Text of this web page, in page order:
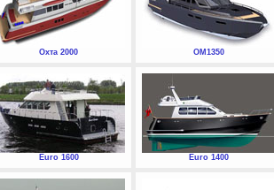
Охта 2000 ОМ1350
Euro 1600 Euro 1400